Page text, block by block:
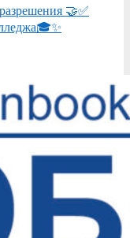
🤝✅